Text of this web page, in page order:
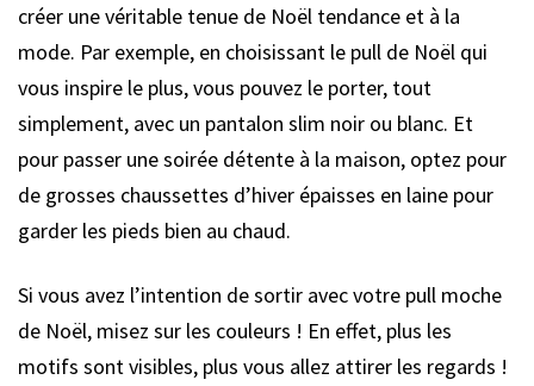
créer une véritable tenue de Noël tendance et à la
mode. Par exemple, en choisissant le pull de Noël qui
vous inspire le plus, vous pouvez le porter, tout
simplement, avec un pantalon slim noir ou blanc. Et
pour passer une soirée détente à la maison, optez pour
de grosses chaussettes d’hiver épaisses en laine pour
garder les pieds bien au chaud.
Si vous avez l’intention de sortir avec votre pull moche
de Noël, misez sur les couleurs ! En effet, plus les
motifs sont visibles, plus vous allez attirer les regards !